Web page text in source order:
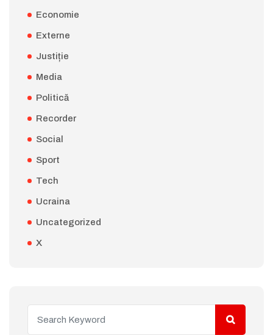
Economie
Externe
Justiție
Media
Politică
Recorder
Social
Sport
Tech
Ucraina
Uncategorized
X